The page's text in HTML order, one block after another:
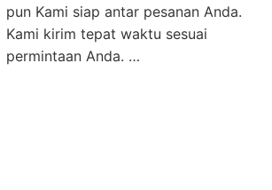
pun Kami siap antar pesanan Anda.
Kami kirim tepat waktu sesuai
permintaan Anda. …